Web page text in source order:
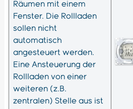
Räumen mit einem
Fenster. Die Rollladen
sollen nicht
automatisch
angesteuert werden.
Eine Ansteuerung der
Rollladen von einer
weiteren (z.B.
zentralen) Stelle aus ist